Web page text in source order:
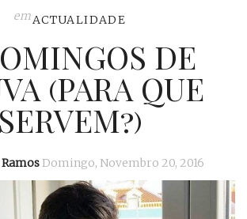
emACTUALIDADE
DE
(PARA QUE
SERVEM?)
Domingo, Novembro 20, 2016